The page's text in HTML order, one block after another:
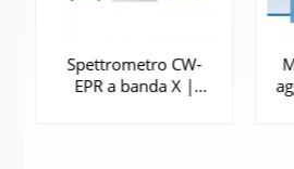
Spettrometro CW-
EPR a banda X |